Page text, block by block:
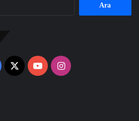
Facebook
X YouTubeInstagram